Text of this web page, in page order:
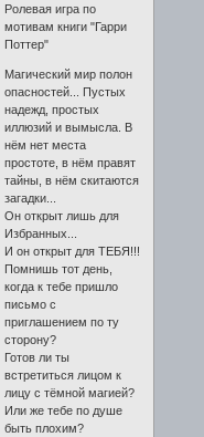
Ролевая игра по
мотивам книги "Гарри
Поттер"
Магический мир полон
опасностей... Пустых
надежд, простых
иллюзий и вымысла. В
нём нет места
простоте, в нём правят
тайны, в нём скитаются
загадки...
Он открыт лишь для
Избранных...
И он открыт для ТЕБЯ!!!
Помнишь тот день,
когда к тебе пришло
письмо с
приглашением по ту
сторону?
Готов ли ты
встретиться лицом к
лицу с тёмной магией?
Или же тебе по душе
быть плохим?